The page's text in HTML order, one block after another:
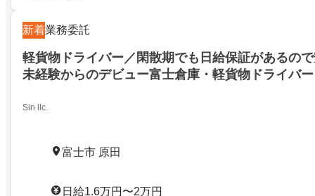
新着業務委託
軽貨物ドライバー／閑散期でも日給保証があるの
未経験からのデビュー富士倉庫・軽貨物ドライバー
Sin llc.
富士市 原田
日給1.6万円〜2万円